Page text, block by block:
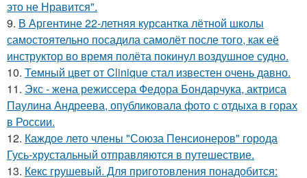
это не Нравится".
9. В Аргентине 22-летняя курсантка лётной школы
самостоятельно посадила самолёт после того, как её
инструктор во время полёта покинул воздушное судно.
10. Темный цвет от Clinique стал известен очень давно.
11. Экс - жена режиссера Федора Бондарчука, актриса
Паулина Андреева, опубликовала фото с отдыха в горах
в России.
12. Каждое лето члены "Союза Пенсионеров" города
Гусь-хрустальный отправляются в путешествие.
13. Кекс грушевый. Для приготовления понадобится: